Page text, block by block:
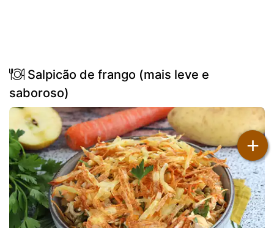
Salpicão de frango (mais leve e
saboroso)
+